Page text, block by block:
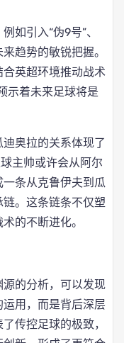
如引入“伪9号”、
趋势的敏锐把握。
英超环境推动战术
示着未来足球将是
奥拉的关系体现了
主帅或许会从阿尔
条从克鲁伊夫到瓜
。这条链条不仅塑
的不断进化。
的分析，可以发现
用，而是背后深层
传控足球的极致，